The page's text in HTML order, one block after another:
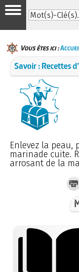
Vous êtes ici :
Savoir : Recettes
Enlevez la peau,
marinade cuite.
arrosant de la